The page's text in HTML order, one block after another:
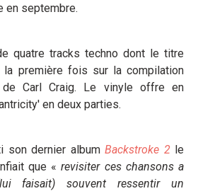
en septembre.
quatre tracks techno dont le titre
la première fois sur la compilation
de Carl Craig. Le vinyle offre en
en deux parties.
son dernier albumBackstroke 2le
que « revisiter ces chansons a
faisait) souvent ressentir un